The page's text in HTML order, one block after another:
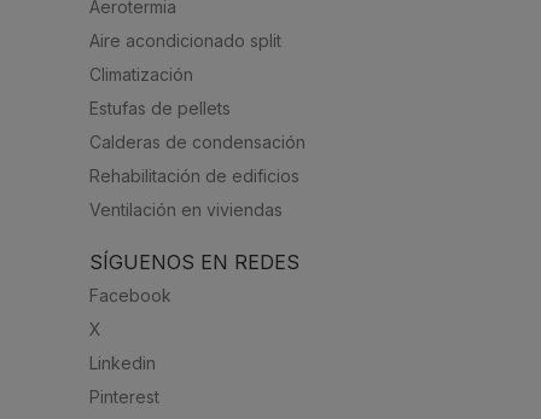
Aerotermia
Aire acondicionado split
Climatización
Estufas de pellets
Calderas de condensación
Rehabilitación de edificios
Ventilación en viviendas
SÍGUENOS EN REDES
Facebook
X
Linkedin
Pinterest